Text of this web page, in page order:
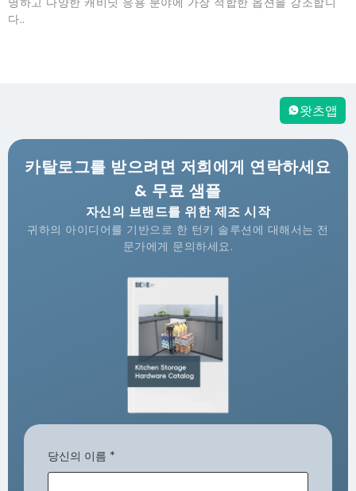
다..
카탈로그를 받으려면 저희에게 연락하세요
& 무료 샘플
자신의 브랜드를 위한 제조 시작
귀하의 아이디어를 기반으로 한 턴키 솔루션에 대해서는 전
문가에게 문의하세요.
당신의 이름 *
왓츠앱